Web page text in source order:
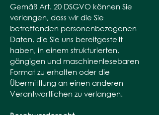
Gemäß Art. 20 DSGVO können Sie
verlangen, dass wir die Sie
betreffenden personenbezogenen
Daten, die Sie uns bereitgestellt
haben, in einem strukturierten,
gängigen und maschinenlesebaren
Format zu erhalten oder die
Übermittlung an einen anderen
Verantwortlichen zu verlangen.